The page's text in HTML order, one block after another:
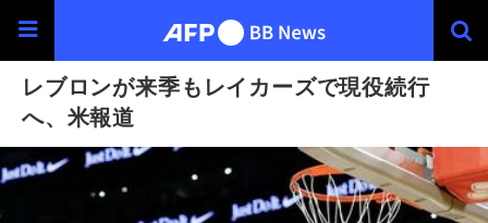
レブロンが来季もレイカーズで現役続行
へ、米報道